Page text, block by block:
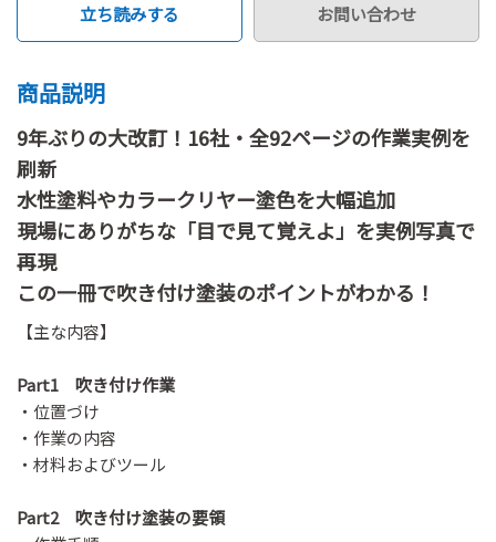
立ち読みする お問い合わせ
商品説明
9年ぶりの大改訂！16社・全92ページの作業実例を
刷新
水性塗料やカラークリヤー塗色を大幅追加
現場にありがちな「目で見て覚えよ」を実例写真で
再現
この一冊で吹き付け塗装のポイントがわかる！
【主な内容】
Part1 吹き付け作業
・位置づけ
・作業の内容
・材料およびツール
Part2 吹き付け塗装の要領